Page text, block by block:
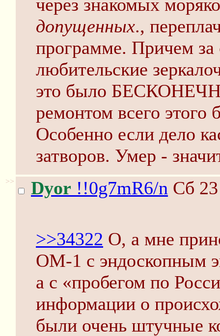
через знакомых
допущенных.,
программе. Причем за
любительские
это было
ремонтом всего
Особенно если дело
затворов. Умер -
>> Dyor !!0g7mR6/n Сб
>>34322 О, а мне
ОМ-1 с эндоскопным
а с «пробегом по
информации о
были очень штучные